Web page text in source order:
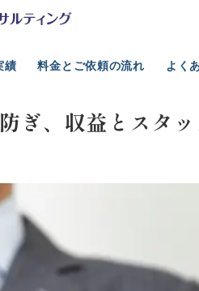
績 料金とご依頼の流れ よく
ぎ、収益とスタ